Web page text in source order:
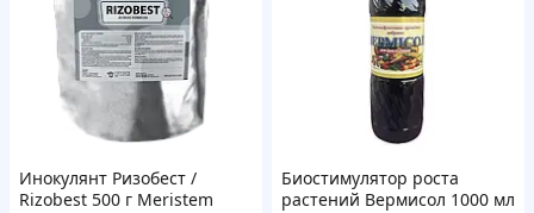
Инокулянт Ризобест /
Rizobest 500 г Meristem
Биостимулятор роста
растений Вермисол 1000 мл